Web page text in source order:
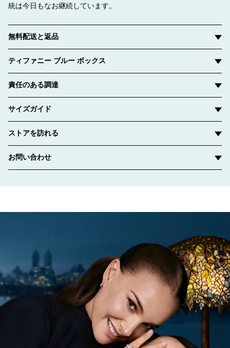
統は今日もなお継続しています。
無料配送と返品
ティファニー ブルー ボックス
責任のある調達
サイズガイド
ストアを訪れる
お問い合わせ